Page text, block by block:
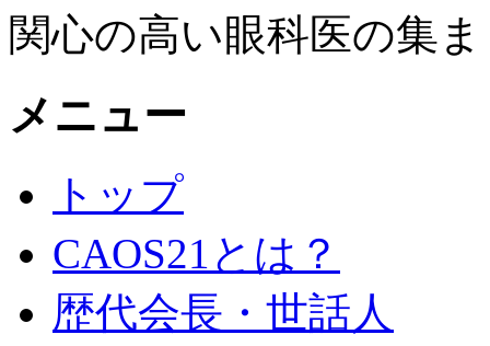
関心の高い眼科医の集
メニュー
トップ
CAOS21とは？
歴代会長・世話人